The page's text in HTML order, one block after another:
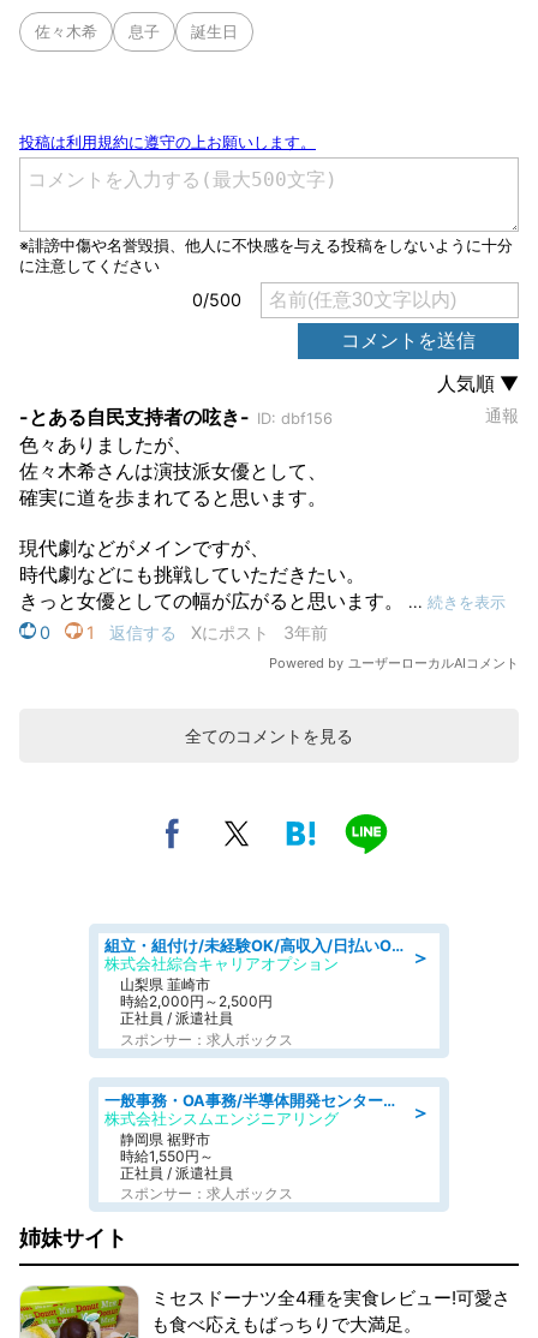
佐々木希 息子 誕生日
全てのコメントを見る
＞
組立・組付け/未経験OK/高収入/日払いOK/寮費無料/日勤
株式会社綜合キャリアオプション
山梨県 韮崎市
時給2,000円～2,500円
正社員 / 派遣社員
スポンサー：求人ボックス
＞
一般事務・OA事務/半導体開発センター内で事務&軽作業スタッフ、募集
株式会社シスムエンジニアリング
静岡県 裾野市
時給1,550円～
正社員 / 派遣社員
スポンサー：求人ボックス
姉妹サイト
ミセスドーナツ全4種を実食レビュー!可愛さ
も食べ応えもばっちりで大満足。